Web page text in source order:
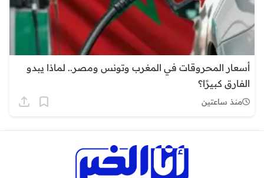
أسعار المحروقات في المغرب وتونس ومصر.. لماذا يبدو
الفارق كبيرًا؟
منذ ساعتين